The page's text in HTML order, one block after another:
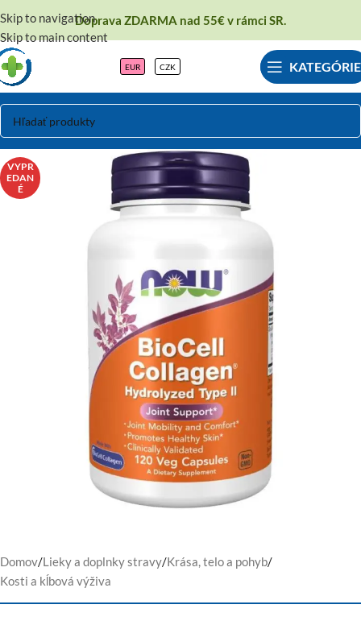
Skip to navigation
Skip to main content
Doprava ZDARMA nad 55€ v rámci SR.
EUR CZK KATEGÓRIE
VYPR
EDAN
É
Domov/Lieky a doplnky stravy/Krása, telo a pohyb/
Kosti a kĺbová výživa